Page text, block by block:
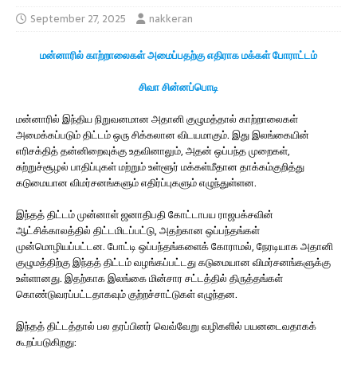
September 27, 2025 nakkeran
மன்னாரில் காற்றாலைகள் அமைப்பதற்கு எதிராக மக்கள் போராட்டம்
சிவா சின்னப்பொடி
மன்னாரில் இந்திய நிறுவனமான அதானி குழுமத்தால் காற்றாலைகள்
அமைக்கப்படும் திட்டம் ஒரு சிக்கலான விடயமாகும். இது இலங்கையின்
எரிசக்தித் தன்னிறைவுக்கு உதவினாலும், அதன் ஒப்பந்த முறைகள்,
சுற்றுச்சூழல் பாதிப்புகள் மற்றும் உள்ளூர் மக்கள்மீதான தாக்கம்குறித்து
கடுமையான விமர்சனங்களும் எதிர்ப்புகளும் எழுந்துள்ளன.
இந்தத் திட்டம் முன்னாள் ஜனாதிபதி கோட்டாபய ராஜபக்சவின்
ஆட்சிக்காலத்தில் திட்டமிடப்பட்டு, அதற்கான ஒப்பந்தங்கள்
முன்மொழியப்பட்டன. போட்டி ஒப்பந்தங்களைக் கோராமல், நேரடியாக அதானி
குழுமத்திற்கு இந்தத் திட்டம் வழங்கப்பட்டது கடுமையான விமர்சனங்களுக்கு
உள்ளானது. இதற்காக இலங்கை மின்சார சட்டத்தில் திருத்தங்கள்
கொண்டுவரப்பட்டதாகவும் குற்றச்சாட்டுகள் எழுந்தன.
இந்தத் திட்டத்தால் பல தரப்பினர் வெவ்வேறு வழிகளில் பயனடைவதாகக்
கூறப்படுகிறது: